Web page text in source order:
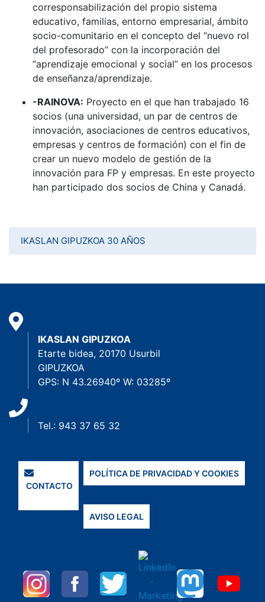
corresponsabilización del propio sistema
educativo, familias, entorno empresarial, ámbito
socio-comunitario en el concepto del “nuevo rol
del profesorado” con la incorporación del
“aprendizaje emocional y social” en los procesos
de enseñanza/aprendizaje.
-RAINOVA: Proyecto en el que han trabajado 16
socios (una universidad, un par de centros de
innovación, asociaciones de centros educativos,
empresas y centros de formación) con el fin de
crear un nuevo modelo de gestión de la
innovación para FP y empresas. En este proyecto
han participado dos socios de China y Canadá.
IKASLAN GIPUZKOA 30 AÑOS
IKASLAN GIPUZKOA
Etarte bidea, 20170 Usurbil
GIPUZKOA
GPS: N 43.26940º W: 03285º
Tel.: 943 37 65 32
CONTACTO
POLÍTICA DE PRIVACIDAD Y COOKIES
AVISO LEGAL